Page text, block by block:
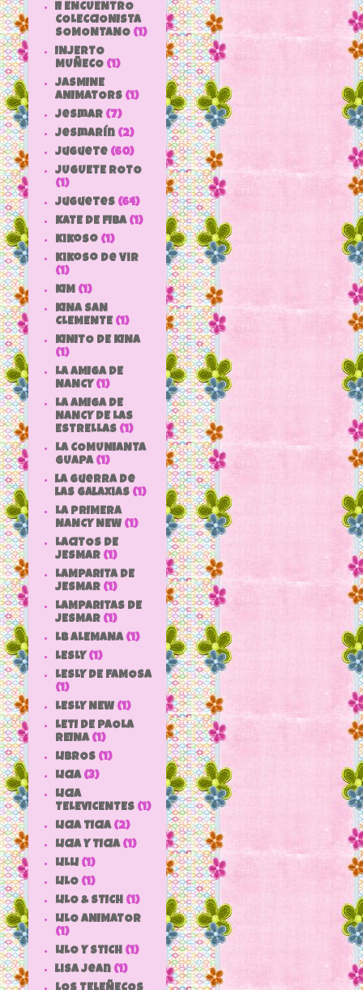
II ENCUENTRO
COLECCIONISTA
SOMONTANO (1)
INJERTO
MUÑECO (1)
JASMINE
ANIMATORS (1)
jesmar (7)
jesmarín (2)
juguete (60)
JUGUETE ROTO
(1)
Juguetes (64)
KATE DE FIBA (1)
Kikoso (1)
Kikoso de Vir
(1)
KIM (1)
KINA SAN
CLEMENTE (1)
KINITO DE KINA
(1)
LA AMIGA DE
NANCY (1)
LA AMIGA DE
NANCY DE LAS
ESTRELLAS (1)
LA COMUNIANTA
GUAPA (1)
la guerra de
las galaxias (1)
LA PRIMERA
NANCY NEW (1)
LACITOS DE
JESMAR (1)
LAMPARITA DE
JESMAR (1)
LAMPARITAS DE
JESMAR (1)
LB ALEMANA (1)
LESLY (1)
LESLY DE FAMOSA
(1)
LESLY NEW (1)
LETI DE PAOLA
REINA (1)
LIBROS (1)
LICIA (3)
LICIA
TELEVICENTES (1)
LICIA TICIA (2)
LICIA Y TICIA (1)
LILLI (1)
LILO (1)
LILO & STICH (1)
LILO ANIMATOR
(1)
LILO Y STICH (1)
lisa jean (1)